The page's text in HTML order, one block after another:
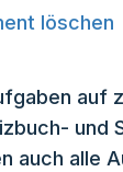
löschen
auf
und
auch alle